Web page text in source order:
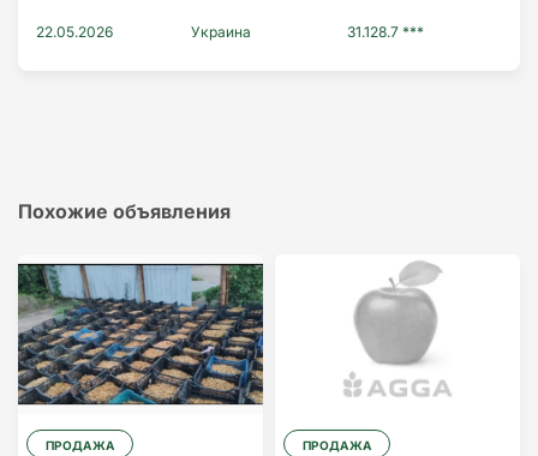
22.05.2026 Украина 31.128.7 ***
Похожие объявления
ПРОДАЖА ПРОДАЖА